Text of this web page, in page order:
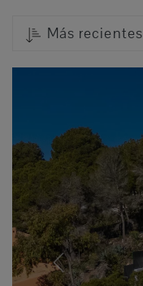
Más recientes
Previous